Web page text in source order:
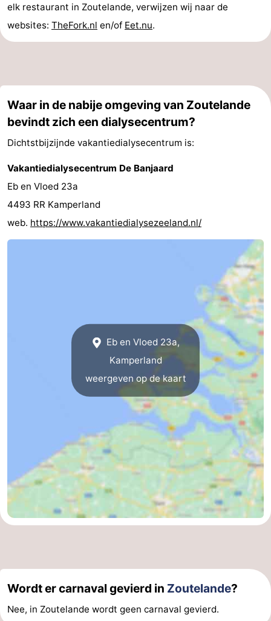
elk restaurant in Zoutelande, verwijzen wij naar de
websites: TheFork.nl en/of Eet.nu.
Waar in de nabije omgeving van Zoutelande
bevindt zich een dialysecentrum?
Dichtstbijzijnde vakantiedialysecentrum is:
Vakantiedialysecentrum De Banjaard
Eb en Vloed 23a
4493 RR Kamperland
web. https://www.vakantiedialysezeeland.nl/
Eb en Vloed 23a,
Kamperland
weergeven op de kaart
Wordt er carnaval gevierd in Zoutelande?
Nee, in Zoutelande wordt geen carnaval gevierd.